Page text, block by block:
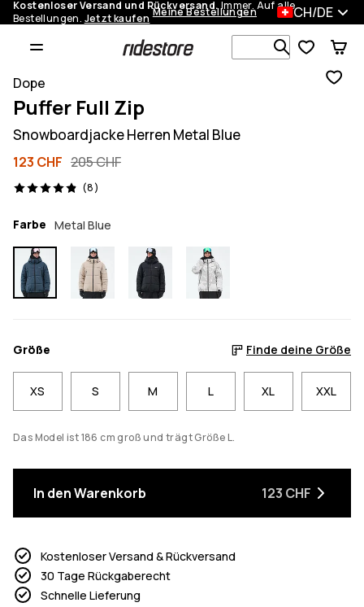
Kostenloser Versand und Rückversand.Immer. Auf alle
Bestellungen. Jetzt kaufen Meine Bestellungen CH/DE
Dope
Puffer Full Zip
Snowboardjacke Herren Metal Blue
123 CHF 205 CHF
(8)
8 Reviews, 4.9/5
Farbe Metal Blue
Größe Finde deine Größe
XS S M L XL XXL
Das Model ist 186 cm groß und trägt Größe L.
In den Warenkorb 123 CHF
Kostenloser Versand & Rückversand
30 Tage Rückgaberecht
Schnelle Lieferung